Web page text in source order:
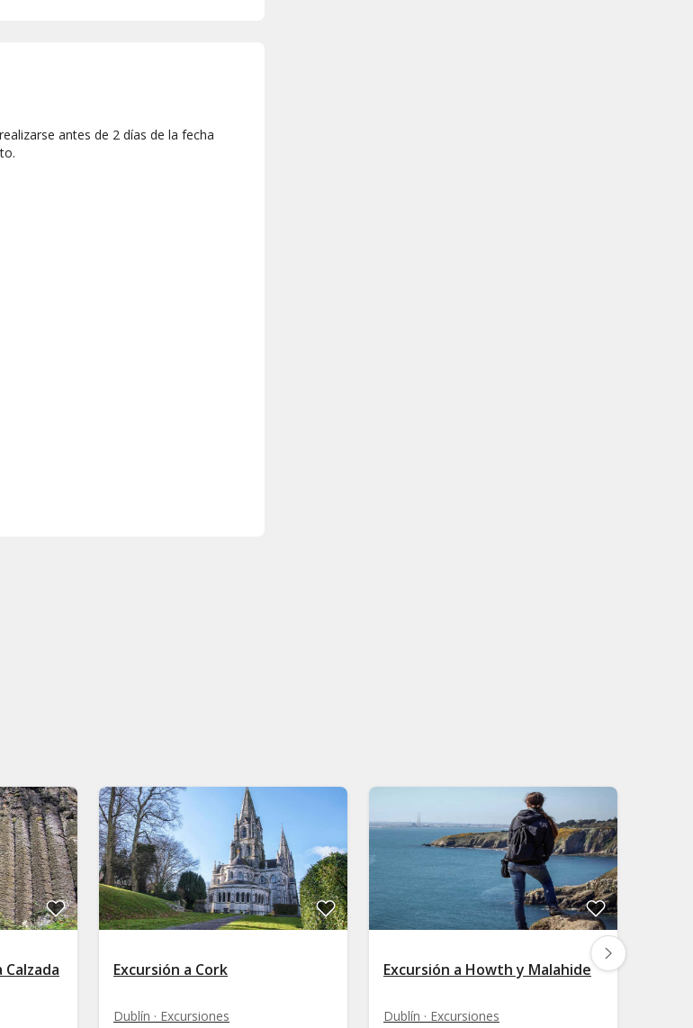
antes de 2 días de la fecha
Excursión a Cork
Dublín · Excursiones
Excursión a Howth y Malahide
Dublín · Excursiones